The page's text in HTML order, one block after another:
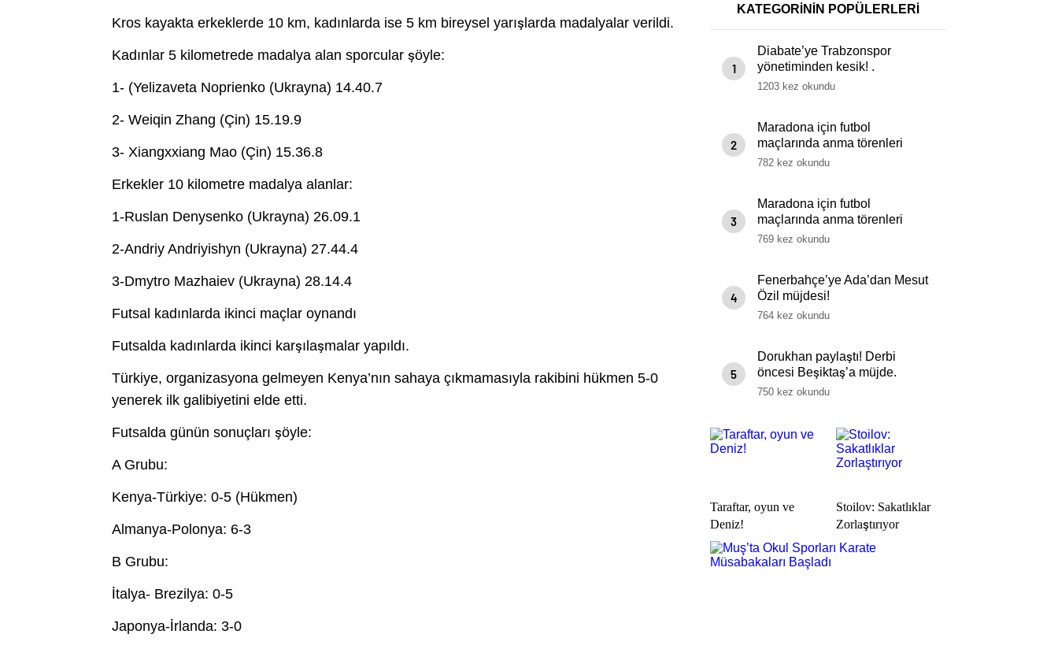
Kros kayakta erkeklerde 10 km, kadınlarda ise 5 km bireysel yarışlarda madalyalar verildi.
Kadınlar 5 kilometrede madalya alan sporcular şöyle:
1- (Yelizaveta Noprienko (Ukrayna) 14.40.7
2- Weiqin Zhang (Çin) 15.19.9
3- Xiangxxiang Mao (Çin) 15.36.8
Erkekler 10 kilometre madalya alanlar:
1-Ruslan Denysenko (Ukrayna) 26.09.1
2-Andriy Andriyishyn (Ukrayna) 27.44.4
3-Dmytro Mazhaiev (Ukrayna) 28.14.4
Futsal kadınlarda ikinci maçlar oynandı
Futsalda kadınlarda ikinci karşılaşmalar yapıldı.
Türkiye, organizasyona gelmeyen Kenya’nın sahaya çıkmamasıyla rakibini hükmen 5-0
yenerek ilk galibiyetini elde etti.
Futsalda günün sonuçları şöyle:
A Grubu:
Kenya-Türkiye: 0-5 (Hükmen)
Almanya-Polonya: 6-3
B Grubu:
İtalya- Brezilya: 0-5
Japonya-İrlanda: 3-0
KATEGORİNİN POPÜLERLERİ
1
Diabate’ye Trabzonspor
yönetiminden kesik! .
1203 kez okundu
2
Maradona için futbol
maçlarında anma törenleri
yapılacak
782 kez okundu
3
Maradona için futbol
maçlarında anma törenleri
yapılacak
769 kez okundu
4
Fenerbahçe’ye Ada’dan Mesut
Özil müjdesi!
764 kez okundu
5
Dorukhan paylaştı! Derbi
öncesi Beşiktaş’a müjde.
750 kez okundu
Taraftar, oyun ve
Deniz!
Stoilov: Sakatlıklar
Zorlaştırıyor